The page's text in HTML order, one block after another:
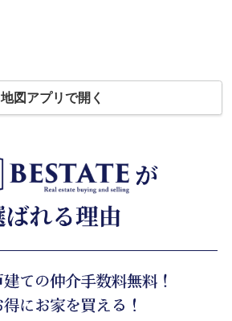
地図アプリで開く